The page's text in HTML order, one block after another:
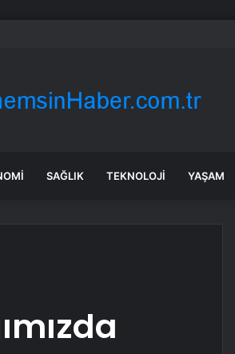
Gelin, Acıları Değil Sevinçleri Artıracak
SAĞLIK TEKNOLOJI YAŞAM